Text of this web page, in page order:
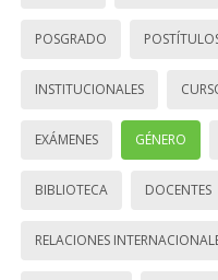
POSGRADO
INSTITUCIONALES
EXÁMENES GÉNERO
BIBLIOTECA DOCENTES
RELACIONES